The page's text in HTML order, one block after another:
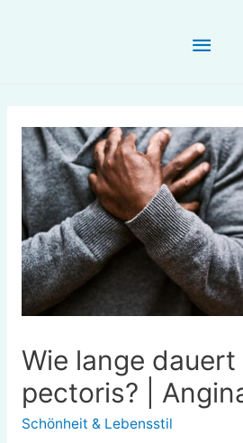
Wie lange
pectoris? |
Schönheit & Lebensstil